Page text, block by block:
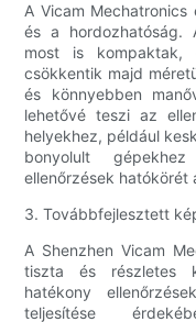
A Vicam
és a hordozhatóság.
most is kompaktak,
csökkentik majd
és könnyebben
lehetővé teszi az
helyekhez, például
bonyolult
ellenőrzések hatókörét
3. Továbbfejlesztett
A Shenzhen Vicam
tiszta és részletes
hatékony
teljesítése